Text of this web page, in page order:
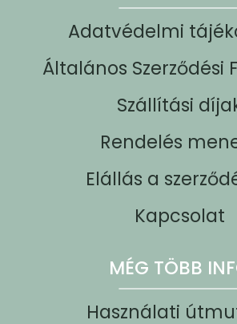
Adatvédelmi
Általános Szerződési
Szállítási
Rendelés
Elállás a
Kapcsolat
MÉG TÖBB
Használati